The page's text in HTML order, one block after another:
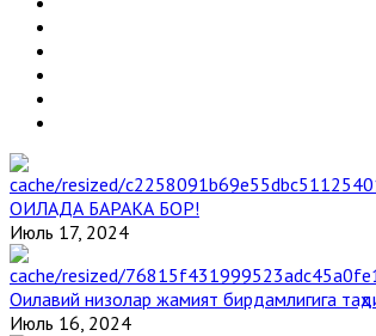
ОИЛАДА БАРАКА БОР!
Июль 17, 2024
Оилавий низолар жамият бирдамлигига
Июль 16, 2024